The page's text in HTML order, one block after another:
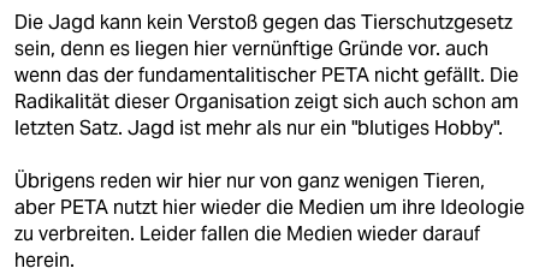
Die Jagd kann kein Verstoß gegen das Tierschutzgesetz
sein, denn es liegen hier vernünftige Gründe vor. auch
wenn das der fundamentalitischer PETA nicht gefällt. Die
Radikalität dieser Organisation zeigt sich auch schon am
letzten Satz. Jagd ist mehr als nur ein "blutiges Hobby".
Übrigens reden wir hier nur von ganz wenigen Tieren,
aber PETA nutzt hier wieder die Medien um ihre Ideologie
zu verbreiten. Leider fallen die Medien wieder darauf
herein.